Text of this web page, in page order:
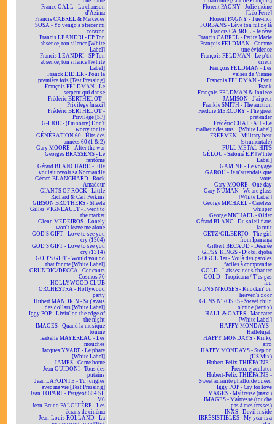
France GALL - La chanson
d'Azima
Francis CABREL & Mercedes
SOSA - Yo vengo a ofrecer mi
corazon
Francis LEANDRI - EP Ton
absence, ton silence [White
Label]
Francis LEANDRI - SP Ton
absence, ton silence [White
Label]
Franck DIDIER - Pour la
première fois [Test Pressing]
François FELDMAN - Le
serpent qui danse
Frédéric BERTHELOT -
Privilège [maxi]
Frédéric BERTHELOT -
Privilège [SP]
G-I JOE - (I'm sorry) Don't
worry tonite
GÉNÉRATION 60 - Hits des
années 60 (1 & 2)
Gary MOORE - After the war
Georges BRASSENS - Le
fantôme
Gérard BLANCHARD - Elle
voulait revoir sa Normandie
Gérard BLANCHARD - Rock
Amadour
GIANTS OF ROCK - Little
Richard & Carl Perkins
GIBSON BROTHERS - Sheela
Gilles VIGNEAULT - I went to
the market
Glenn MEDEIROS - Lonely
won't leave me alone
GOD'S GIFT - Love to see you
cry (1304)
GOD'S GIFT - Love to see you
cry (1314)
GOD'S GIFT - Would you do
that for me [White Label]
GRUNDIG/DECCA - Concours
Cosmos 70
HOLLYWOOD CLUB
ORCHESTRA - Hollywood
party
Hubert MANDRIN - Si j'avais
des dollars [White Label]
Iggy POP - Livin' on the edge of
the night
IMAGES - Quand la musique
tourne
Isabelle MAYEREAU - Les
mouches
Jacques YVART - Le phare
[White Label]
JAMES - Come home
Jean GUIDONI - Tous des
putains
Jean LAPOINTE - Tu jongles
avec ma vie [Test Pressing]
Jean TOPART - Peugeot 604 SL
V6
Jean-Bruno FALGUIÈRE - Les
écrans de cinéma
Jean-Louis ROLLAND - La
Florent PAGNY - Jolie môme
[Léo Ferré]
Florent PAGNY - Tue-moi
FORBANS - Lève ton ful de là
Francis CABREL - Je rêve
Francis CABREL - Petite Marie
François FELDMAN - Comme
une évidence
François FELDMAN - Le p'tit
cireur
François FELDMAN - Les
valses de Vienne
François FELDMAN - Petit
Frank
François FELDMAN & Joniece
JAMISON - J'ai peur
Frankie SMITH - The auction
Freddie MERCURY - The great
pretender
Frédéric CHATEAU - Le
malheur des uns... [White Label]
FREEMEN - Military beat
(strumentale)
FULL METAL HITS
GÉLOU - Salomé E.P. [White
Label]
GAMINE - Le voyage
GAROU - Je n'attendais que
vous
Gary MOORE - One day
Gary NUMAN - We are glass
[White Label]
George MICHAEL - Careless
whisper
George MICHAEL - Older
Gérard BLANC - Du soleil dans
la nuit
GETZ/GILBERTO - The girl
from Ipanema
Gilbert BÉCAUD - Désirée
GIPSY KINGS - Djobi, djoba
GOGOL 1er - Voilà des paroles
faciles à comprendre
GOLD - Laissez-nous chanter
GOLD - Tropicana / T'es pas
fou
GUNS N'ROSES - Knockin' on
heaven's door
GUNS N'ROSES - Sweet child
o'mine (remix)
HALL & OATES - Maneater
[White Label]
HAPPY MONDAYS -
Hallelujah
HAPPY MONDAYS - Kinky
afro
HAPPY MONDAYS - Step on
(US Mix)
Hubert-Félix THIÉFAINE -
Precox ejaculator
Hubert-Félix THIÉFAINE -
Sweet amanite phalloïde queen
Iggy POP - Cry for love
IMAGES - Maîtresse (maxi)
IMAGES - Maîtresse (touche
pas à mes tresses)
INXS - Devil inside
IRRÉSISTIBLES - My year is a